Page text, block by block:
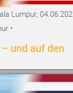
Lumpur,
•
und auf den